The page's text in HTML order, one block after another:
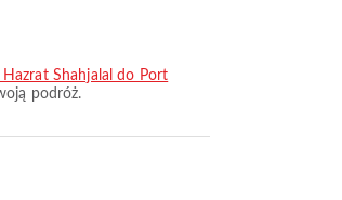
Shahjalal do Port
podróż.